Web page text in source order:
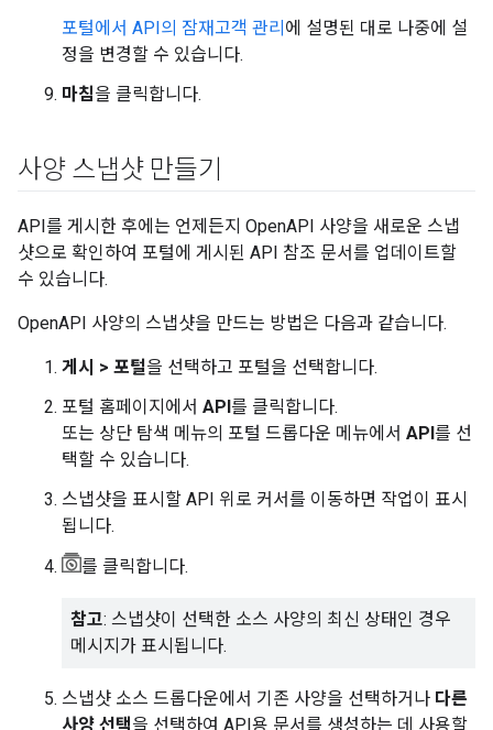
포털에서 API의 잠재고객 관리 에 설명된 대로 나중에 설
정을 변경할 수 있습니다.
마침을 클릭합니다.
사양 스냅샷 만들기
API를 게시한 후에는 언제든지 OpenAPI 사양을 새로운 스냅
샷으로 확인하여 포털에 게시된 API 참조 문서를 업데이트할
수 있습니다.
OpenAPI 사양의 스냅샷을 만드는 방법은 다음과 같습니다.
게시 > 포털을 선택하고 포털을 선택합니다.
포털 홈페이지에서 API를 클릭합니다.
또는 상단 탐색 메뉴의 포털 드롭다운 메뉴에서 API를 선
택할 수 있습니다.
스냅샷을 표시할 API 위로 커서를 이동하면 작업이 표시
됩니다.
를 클릭합니다.
참고: 스냅샷이 선택한 소스 사양의 최신 상태인 경우
메시지가 표시됩니다.
스냅샷 소스 드롭다운에서 기존 사양을 선택하거나 다른
사양 선택을 선택하여 API용 문서를 생성하는 데 사용할